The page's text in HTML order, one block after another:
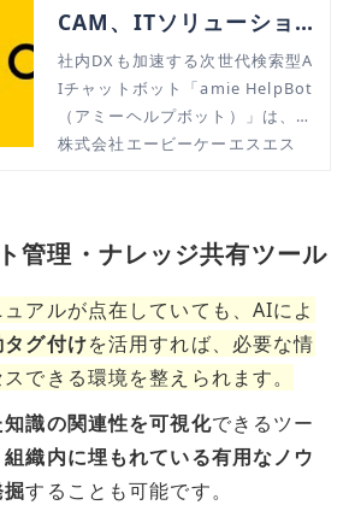
CAM、ITソリューション
のABKSS
社内DXも加速する次世代検索型A
Iチャットボット「amie HelpBot
（アミーヘルプボット）」は、既
存資産を活用し、様々な情報源か
す。
株式会社エービーケーエスエス
管理・ナレッジ共有ツール
アルが点在していても、AIによ
タグ付けを活用すれば、必要な情
できる環境を整えられます。
識の関連性を可視化できるツー
組織内に埋もれている有用なノウ
掘することも可能です。